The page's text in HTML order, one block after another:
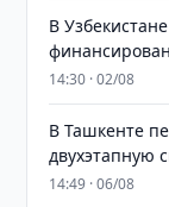
В
14:30 · 02/08
В Ташкенте
двухэтапную
14:49 · 06/08